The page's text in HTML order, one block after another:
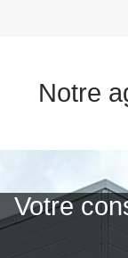
Notre
Votre